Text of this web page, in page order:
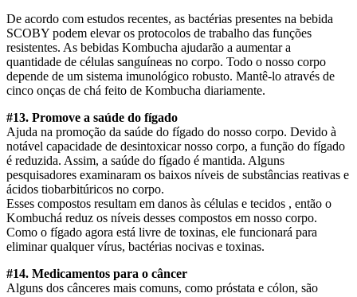
De acordo com estudos recentes, as bactérias presentes na bebida
SCOBY podem elevar os protocolos de trabalho das funções
resistentes. As bebidas Kombucha ajudarão a aumentar a
quantidade de células sanguíneas no corpo. Todo o nosso corpo
depende de um sistema imunológico robusto. Mantê-lo através de
cinco onças de chá feito de Kombucha diariamente.
#13. Promove a saúde do fígado
Ajuda na promoção da saúde do fígado do nosso corpo. Devido à
notável capacidade de desintoxicar nosso corpo, a função do fígado
é reduzida. Assim, a saúde do fígado é mantida. Alguns
pesquisadores examinaram os baixos níveis de substâncias reativas e
ácidos tiobarbitúricos no corpo.
Esses compostos resultam em danos às células e tecidos , então o
Kombuchá reduz os níveis desses compostos em nosso corpo.
Como o fígado agora está livre de toxinas, ele funcionará para
eliminar qualquer vírus, bactérias nocivas e toxinas.
#14. Medicamentos para o câncer
Alguns dos cânceres mais comuns, como próstata e cólon, são